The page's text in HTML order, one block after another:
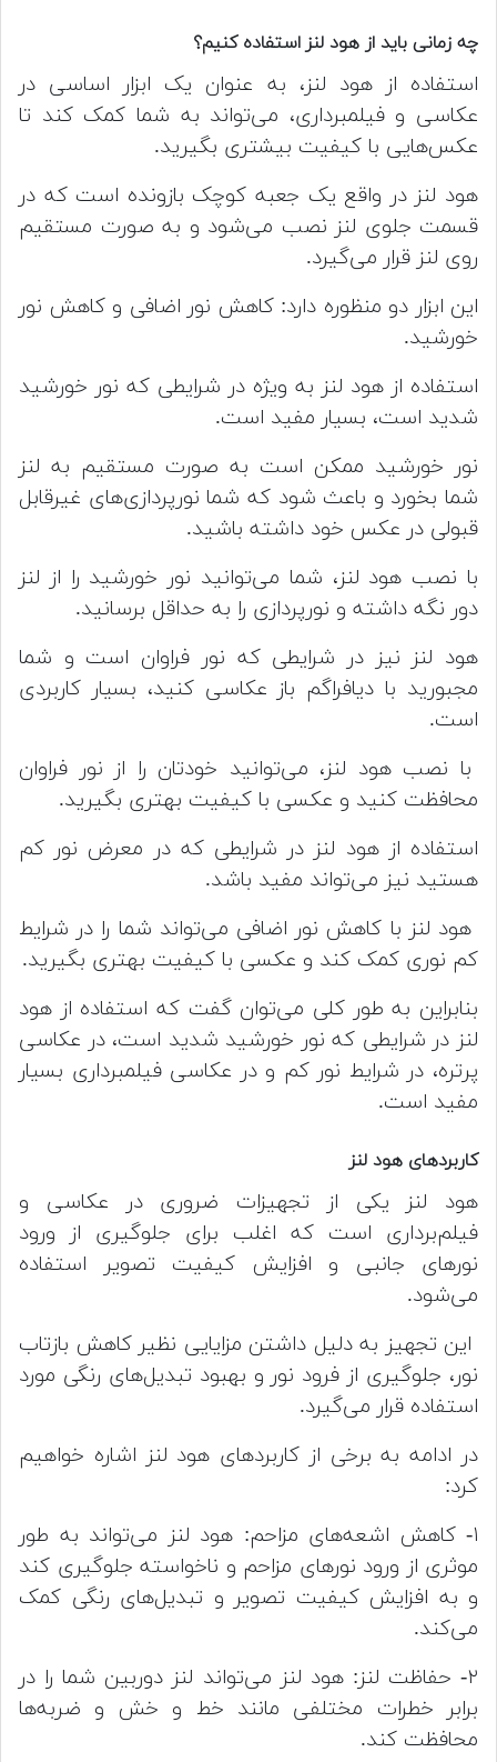
چه زمانی باید از هود لنز استفاده کنیم؟
استفاده از هود لنز، به عنوان یک ابزار اساسی در
عکاسی و فیلمبرداری، می‌تواند به شما کمک کند تا
عکس‌هایی با کیفیت بیشتری بگیرید.
هود لنز در واقع یک جعبه کوچک بازونده است که در
قسمت جلوی لنز نصب می‌شود و به صورت مستقیم
روی لنز قرار می‌گیرد.
این ابزار دو منظوره دارد: کاهش نور اضافی و کاهش نور
خورشید.
استفاده از هود لنز به ویژه در شرایطی که نور خورشید
شدید است، بسیار مفید است.
نور خورشید ممکن است به صورت مستقیم به لنز
شما بخورد و باعث شود که شما نورپردازی‌های غیرقابل
قبولی در عکس خود داشته باشید.
با نصب هود لنز، شما می‌توانید نور خورشید را از لنز
دور نگه داشته و نورپردازی را به حداقل برسانید.
هود لنز نیز در شرایطی که نور فراوان است و شما
مجبورید با دیافراگم باز عکاسی کنید، بسیار کاربردی
است.
با نصب هود لنز، می‌توانید خودتان را از نور فراوان
محافظت کنید و عکسی با کیفیت بهتری بگیرید.
استفاده از هود لنز در شرایطی که در معرض نور کم
هستید نیز می‌تواند مفید باشد.
هود لنز با کاهش نور اضافی می‌تواند شما را در شرایط
کم نوری کمک کند و عکسی با کیفیت بهتری بگیرید.
بنابراین به طور کلی می‌توان گفت که استفاده از هود
لنز در شرایطی که نور خورشید شدید است، در عکاسی
پرتره، در شرایط نور کم و در عکاسی فیلمبرداری بسیار
مفید است.
کاربرد‌های هود لنز
هود لنز یکی از تجهیزات ضروری در عکاسی و
فیلم‌برداری است که اغلب برای جلوگیری از ورود
نورهای جانبی و افزایش کیفیت تصویر استفاده
می‌شود.
این تجهیز به دلیل داشتن مزایایی نظیر کاهش بازتاب
نور، جلوگیری از فرود نور و بهبود تبدیل‌های رنگی مورد
استفاده قرار می‌گیرد.
در ادامه به برخی از کاربردهای هود لنز اشاره خواهیم
کرد:
۱- کاهش اشعه‌های مزاحم: هود لنز می‌تواند به طور
موثری از ورود نورهای مزاحم و ناخواسته جلوگیری کند
و به افزایش کیفیت تصویر و تبدیل‌های رنگی کمک
می‌کند.
۲- حفاظت لنز: هود لنز می‌تواند لنز دوربین شما را در
برابر خطرات مختلفی مانند خط و خش و ضربه‌ها
محافظت کند.